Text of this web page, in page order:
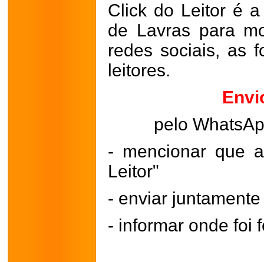
Click do Leitor é
de Lavras para
redes sociais, as
leitores.
pelo
- mencionar que
Leitor"
- enviar
- informar onde foi